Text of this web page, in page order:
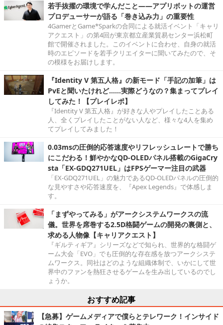
若手抜擢の環境で学んだこと――アプリボットの運営
プロデューサーが語る「巻き込み力」の重要性
4GamerとGame*Sparkの合同による就活イベント「キャリ
アクエスト」の第4回が東京都立産業貿易センター浜松町
館で開催されました。このイベントに合わせ、自身の就活
時のエピソードを若手クリエイターに聞いてみたので、そ
の模様をお届けします。
『Identity V 第五人格』の新モード「手記の加筆」は
PvEと聞いたけれど……実際どうなの？集まってプレイ
してみた！【プレイレポ】
『Identity V 第五人格』が好きな人やプレイしたことある
人、全くプレイしたことがない人など、様々な4人を集め
てプレイしてみました！
0.03msの圧倒的応答速度やリフレッシュレートで勝ち
にこだわる！鮮やかなQD-OLEDパネル搭載のGigaCry
sta「EX-GDQ271UEL」はFPSゲーマー注目の武器
「EX-GDQ271UEL」の魅力であるQD-OLEDパネルの圧倒的
な見やすさや応答速度を、『Apex Legends』で体感しま
す。
「まずやってみる」がアークシステムワークスの流
儀。世界を席巻する2.5D格闘ゲームの開発の裏側と、
求める人物像【キャリアクエスト】
『ギルティギア』シリーズなどで知られ、世界的な格闘ゲ
ーム大会「EVO」でも圧倒的な存在感を放つアークシステ
ムワークス。同社はどのような組織体制で、いかにして世
界中のファンを熱狂させるゲームを生み出しているのでし
ょうか。
おすすめ記事
【急募】ゲームメディアで僕らとテレワーク！インサイド